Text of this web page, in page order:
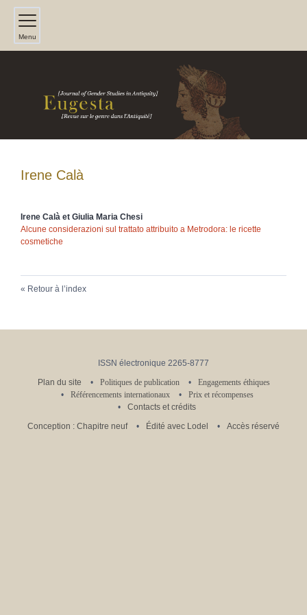
Menu
Irene Calà
Irene Calà et Giulia Maria Chesi
Alcune considerazioni sul trattato attribuito a Metrodora: le ricette
cosmetiche
Retour à l’index
ISSN électronique 2265-8777
Plan du site
Politiques de publication
Engagements éthiques
Référencements internationaux
Prix et récompenses
Contacts et crédits
Conception : Chapitre neuf
Édité avec Lodel Accès réservé